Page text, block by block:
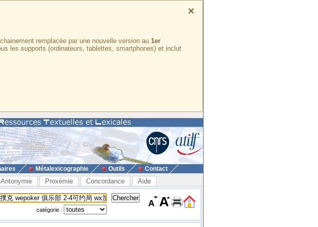
×
remplacée par une nouvelle version au 1er
les supports (ordinateurs, tablettes, smartphones) et inclut
Métalexicographie Outils Contact
Antonymie Proxémie Concordance Aide
catégorie :